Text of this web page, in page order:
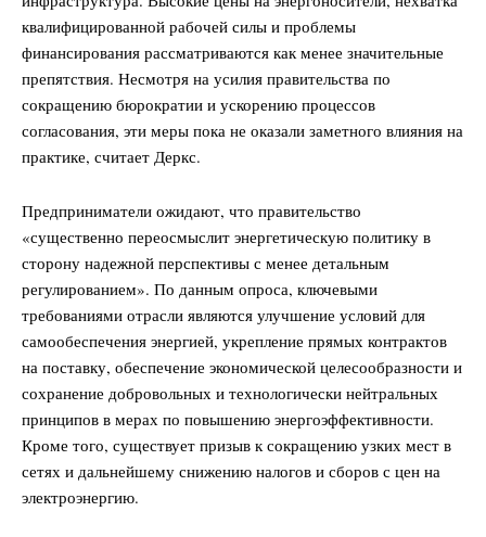
квалифицированной рабочей силы и проблемы
финансирования рассматриваются как менее значительные
препятствия. Несмотря на усилия правительства по
сокращению бюрократии и ускорению процессов
согласования, эти меры пока не оказали заметного влияния на
практике, считает Деркс.
Предприниматели ожидают, что правительство
«существенно переосмыслит энергетическую политику в
сторону надежной перспективы с менее детальным
регулированием». По данным опроса, ключевыми
требованиями отрасли являются улучшение условий для
самообеспечения энергией, укрепление прямых контрактов
на поставку, обеспечение экономической целесообразности и
сохранение добровольных и технологически нейтральных
принципов в мерах по повышению энергоэффективности.
Кроме того, существует призыв к сокращению узких мест в
сетях и дальнейшему снижению налогов и сборов с цен на
электроэнергию.